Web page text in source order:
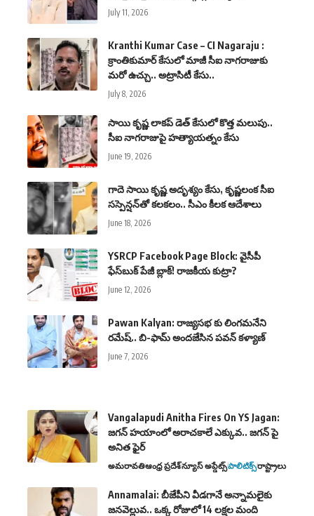
July 11, 2026
Kranthi Kumar Case – CI Nagaraju :
క్రాంతికుమార్ కేసులో మాజీ సీఐ నాగరాజుకు
మరో ఉచ్చు.. అట్రాసిటీ కేసు..
July 8, 2026
సాయి కృష్ణ లాకప్ డెత్ కేసులో కొత్త మలుపు..
సీఐ నాగరాజుపై హత్యాయత్నం కేసు
June 19, 2026
గాదె సాయి కృష్ణ అదృశ్యం కేసు, కృష్ణలంక సీఐ
సస్పెన్షన్‌తో కలకలం.. సీఎం కీలక ఆదేశాలు
June 18, 2026
YSRCP Facebook Page Block: వైసీపీ
ఫేస్‌బుక్ పేజీ బ్లాక్! రాజకీయ కుట్రా?
June 12, 2026
Pawan Kalyan: రాజ్యసభ కు లింగమనేని
రమేష్.. బి-ఫామ్ అందజేసిన పవన్ కళ్యాణ్
June 7, 2026
Vangalapudi Anitha Fires On YS Jagan:
జగన్ హయాంలో అరాచకాలే ఎక్కువ.. జగన్ పై
అనిత ఫైర్
అమరావతిఆంధ్ర ప్రదేశ్న్యూస్ అప్డేట్స్పాలిటిక్స్రాష్ట్రాలు
Annamalai: బీజేపీని వీడగానే అన్నామలైకు
జనవెల్లువ.. ఒక్క రోజులో 14 లక్షల మంది